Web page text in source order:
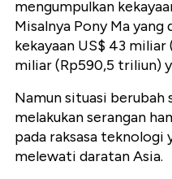
mengumpulkan
Misalnya Pony Ma
kekayaan US$ 43
miliar (Rp590,5 triliun)
Namun situasi
melakukan serangan
pada raksasa teknologi
melewati daratan Asia.